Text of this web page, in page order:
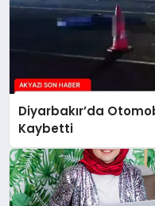
Diyarbakır’da
Kaybetti